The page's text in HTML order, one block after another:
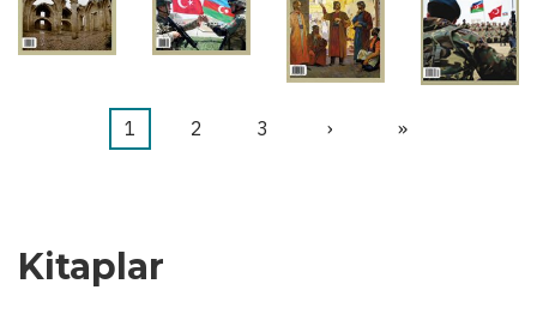
Pagination
Şu
1 Sayfa
2 Sayfa
3
Sonraki
›
Last
»
Kitaplar